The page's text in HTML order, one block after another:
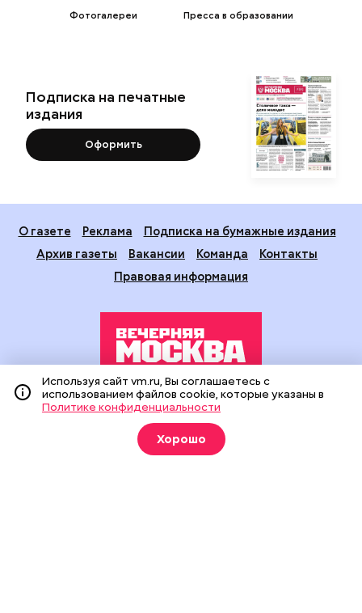
Фотогалереи
Пресса в образовании
Подписка на печатные
издания
Оформить
О газете Реклама
Подписка на бумажные издания
Архив газеты
Вакансии Команда
Контакты
Правовая информация
Издание создано при финансовой поддержке Департамента
средств массовой информации и рекламы города Москвы.
На сайте применяются рекомендательные технологии
(информационные технологии предоставления информации
на основе сбора, систематизации и анализа сведений,
Используя сайт vm.ru, Вы соглашаетесь с
использованием файлов cookie, которые указаны в
Политике конфиденциальности
Хорошо